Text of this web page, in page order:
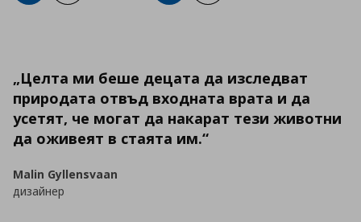
„Целта ми беше децата да изследват
природата отвъд входната врата и да
усетят, че могат да накарат тези животни
да оживеят в стаята им.“
Malin Gyllensvaan
дизайнер